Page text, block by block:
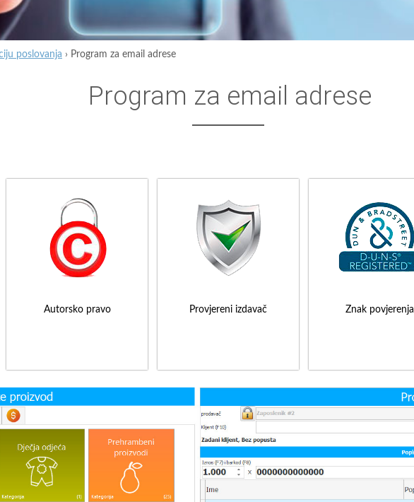
poslovanja › Program za email adrese
Program za email adrese
Autorsko pravo Provjereni izdavač Znak povjerenja